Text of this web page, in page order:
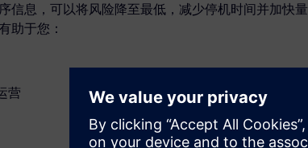
信息，可以将风险降至最低，减少停机时间并加快量
助于您：
营